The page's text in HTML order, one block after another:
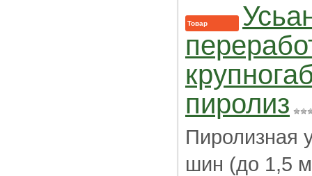
Товар
пиролиз
Пиролизная
шин (до 1,5